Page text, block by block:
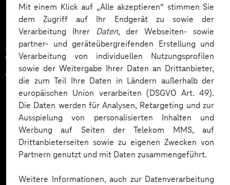
Mit einem Klick auf „Alle akzeptieren“ stimmen Sie
dem Zugriff auf Ihr Endgerät zu sowie der
Verarbeitung Ihrer Daten, der Webseiten- sowie
partner- und geräteübergreifenden Erstellung und
Verarbeitung von individuellen Nutzungsprofilen
sowie der Weitergabe Ihrer Daten an Drittanbieter,
die zum Teil Ihre Daten in Ländern außerhalb der
europäischen Union verarbeiten (DSGVO Art. 49).
Die Daten werden für Analysen, Retargeting und zur
Ausspielung von personalisierten Inhalten und
Werbung auf Seiten der Telekom MMS, auf
Drittanbieterseiten sowie zu eigenen Zwecken von
Partnern genutzt und mit Daten zusammengeführt.
Weitere Informationen, auch zur Datenverarbeitung
Zahlreiche Unternehmen
vertrauen auf unsere
Expertise. Hier eine Auswahl: